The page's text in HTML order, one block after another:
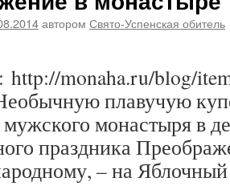
автором Свято-Успенская обитель
http://monaha.ru/blog/
плавучую
монастыря в
праздника
– на